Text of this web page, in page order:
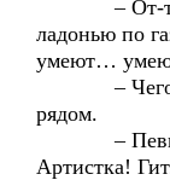
– От-т-т…
ладонью по
умеют…
– Чего
рядом.
–
Артистка!